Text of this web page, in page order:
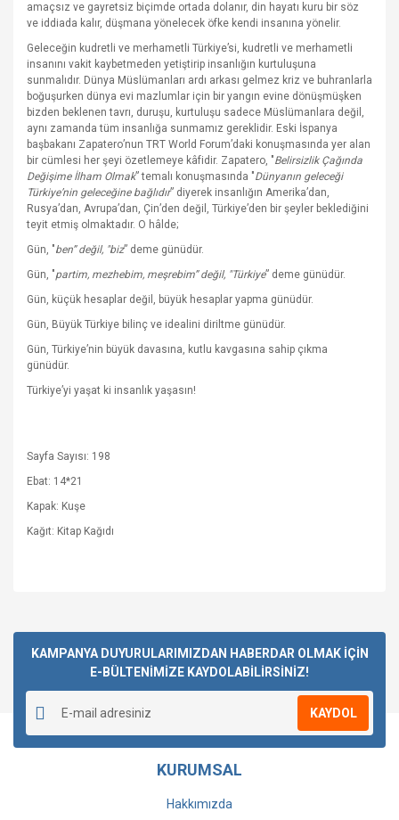
amaçsız ve gayretsiz biçimde ortada dolanır, din hayatı kuru bir söz
ve iddiada kalır, düşmana yönelecek öfke kendi insanına yönelir.
Geleceğin kudretli ve merhametli Türkiye’si, kudretli ve merhametli
insanını vakit kaybetmeden yetiştirip insanlığın kurtuluşuna
sunmalıdır. Dünya Müslümanları ardı arkası gelmez kriz ve buhranlarla
boğuşurken dünya evi mazlumlar için bir yangın evine dönüşmüşken
bizden beklenen tavrı, duruşu, kurtuluşu sadece Müslümanlara değil,
aynı zamanda tüm insanlığa sunmamız gereklidir. Eski İspanya
başbakanı Zapatero’nun TRT World Forum’daki konuşmasında yer alan
bir cümlesi her şeyi özetlemeye kâfidir. Zapatero, "Belirsizlik Çağında
Değişime İlham Olmak” temalı konuşmasında "Dünyanın geleceği
Türkiye’nin geleceğine bağlıdır” diyerek insanlığın Amerika’dan,
Rusya’dan, Avrupa’dan, Çin’den değil, Türkiye’den bir şeyler beklediğini
teyit etmiş olmaktadır. O hâlde;
Gün, "ben” değil, "biz” deme günüdür.
Gün, "partim, mezhebim, meşrebim” değil, "Türkiye” deme günüdür.
Gün, küçük hesaplar değil, büyük hesaplar yapma günüdür.
Gün, Büyük Türkiye bilinç ve idealini diriltme günüdür.
Gün, Türkiye’nin büyük davasına, kutlu kavgasına sahip çıkma
günüdür.
Türkiye’yi yaşat ki insanlık yaşasın!
Sayfa Sayısı: 198
Ebat: 14*21
Kapak: Kuşe
Kağıt: Kitap Kağıdı
KAMPANYA DUYURULARIMIZDAN HABERDAR OLMAK İÇİN
E-BÜLTENİMİZE KAYDOLABİLİRSİNİZ!
KAYDOL
KURUMSAL
Hakkımızda